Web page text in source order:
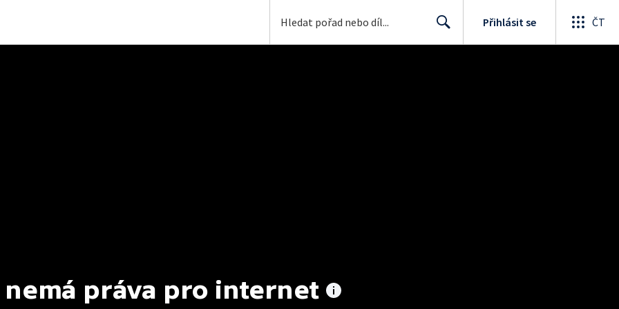
Přihlásit se ČT
nemá práva pro internet